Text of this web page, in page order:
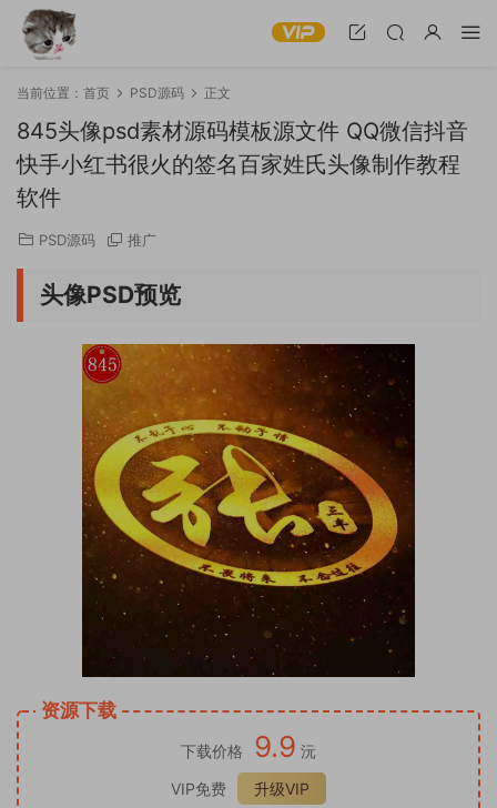
当前位置： 首页 PSD源码 正文
845头像psd素材源码模板源文件 QQ微信抖音
快手小红书很火的签名百家姓氏头像制作教程
软件
PSD源码 推广
头像PSD预览
资源下载
下载价格 9.9 沅
VIP免费
升级VIP